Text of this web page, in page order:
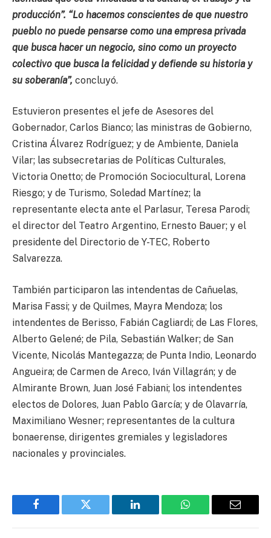
producción”. “Lo hacemos conscientes de que nuestro
pueblo no puede pensarse como una empresa privada
que busca hacer un negocio, sino como un proyecto
colectivo que busca la felicidad y defiende su historia y
su soberanía”, concluyó.
Estuvieron presentes el jefe de Asesores del
Gobernador, Carlos Bianco; las ministras de Gobierno,
Cristina Álvarez Rodríguez; y de Ambiente, Daniela
Vilar; las subsecretarias de Políticas Culturales,
Victoria Onetto; de Promoción Sociocultural, Lorena
Riesgo; y de Turismo, Soledad Martínez; la
representante electa ante el Parlasur, Teresa Parodi;
el director del Teatro Argentino, Ernesto Bauer; y el
presidente del Directorio de Y-TEC, Roberto
Salvarezza.
También participaron las intendentas de Cañuelas,
Marisa Fassi; y de Quilmes, Mayra Mendoza; los
intendentes de Berisso, Fabián Cagliardi; de Las Flores,
Alberto Gelené; de Pila, Sebastián Walker; de San
Vicente, Nicolás Mantegazza; de Punta Indio, Leonardo
Angueira; de Carmen de Areco, Iván Villagrán; y de
Almirante Brown, Juan José Fabiani; los intendentes
electos de Dolores, Juan Pablo García; y de Olavarría,
Maximiliano Wesner; representantes de la cultura
bonaerense, dirigentes gremiales y legisladores
nacionales y provinciales.
Facebook Twitter LinkedIn WhatsApp Email